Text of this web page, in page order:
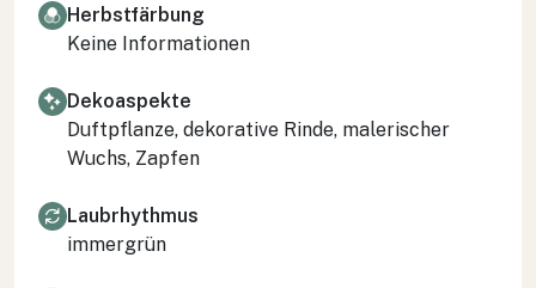
Herbstfärbung
Keine Informationen
Dekoaspekte
Duftpflanze, dekorative Rinde, malerischer
Wuchs, Zapfen
Laubrhythmus
immergrün